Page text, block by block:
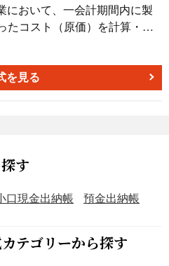
において、一会計期間内に製
たコスト（原価）を計算・集
す。材料費、労務費、経費の
算書に記載される「売上原
基礎資料となります。 ■利
原価低減の施策を検討する
関からの融資審査や、株主へ
害関係者に財務状況を開示
料費・労務費・経費の各項目
を見る
す
口現金出納帳 預金出納帳
テゴリーから探す